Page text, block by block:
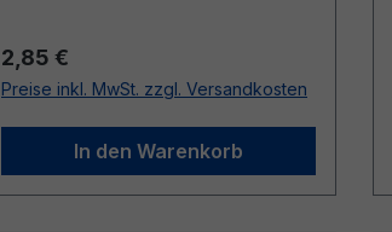
Regulärer Preis:
2,85 €
Preise inkl. MwSt. zzgl. Versandkosten
In den Warenkorb